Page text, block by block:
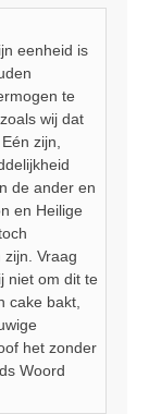
eenheid is
te
wij dat
zijn,
de ander en
en Heilige
Vraag
niet om dit te
cake bakt,
het zonder
Woord